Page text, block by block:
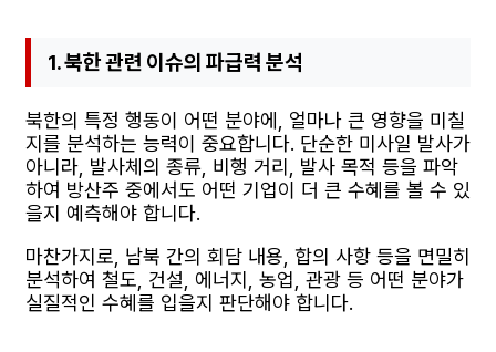
1. 북한 관련 이슈의 파급력 분석
북한의 특정 행동이 어떤 분야에, 얼마나 큰 영향을 미칠
지를 분석하는 능력이 중요합니다. 단순한 미사일 발사가
아니라, 발사체의 종류, 비행 거리, 발사 목적 등을 파악
하여 방산주 중에서도 어떤 기업이 더 큰 수혜를 볼 수 있
을지 예측해야 합니다.
마찬가지로, 남북 간의 회담 내용, 합의 사항 등을 면밀히
분석하여 철도, 건설, 에너지, 농업, 관광 등 어떤 분야가
실질적인 수혜를 입을지 판단해야 합니다.